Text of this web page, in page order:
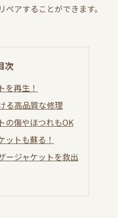
アすることができます。
次
を再生！
る高品質な修理
の傷やほつれもOK
ットも蘇る！
ージャケットを救出